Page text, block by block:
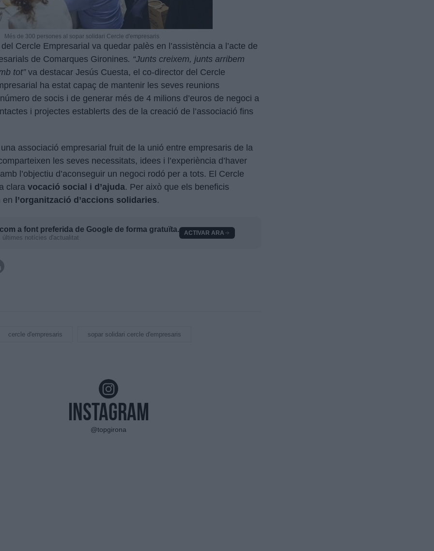
Més de 300 persones al sopar solidari Cercle d'empresaris
Cercle Empresarial va quedar palès en l’assistència a l’acte de
de Comarques Gironines. “Junts creixem, junts arribem
tot” va destacar Jesús Cuesta, el co-director del Cercle
ha estat capaç de mantenir les seves reunions
de socis i de generar més de 4 milions d’euros de negoci a
i projectes establerts des de la creació de l’associació fins
associació empresarial fruit de la unió entre empresaris de la
les seves necessitats, idees i l’experiència d’haver
l’objectiu d’aconseguir un negoci rodó per a tots. El Cercle
clara vocació social i d’ajuda. Per això que els beneficis
en l’organització d’accions solidaries.
com a font preferida de Google de forma gratuïta.
últimes notícies d'actualitat
ACTIVAR ARA
cercle d'empresaris sopar solidari cercle d'empresaris
Instagram
@topgirona